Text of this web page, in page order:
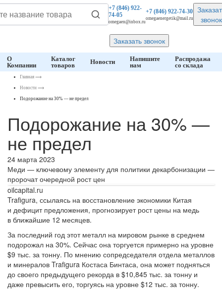
+7 (846)922-
74-05
omegaen@inbox.ru
+7 (846)922-74-30
omegaenergetik@mail.ru
звонок
Заказать звонок
О
Компании
Каталог
товаров
Новости
Напишите
нам
Распродажа
со склада
Главная ⟶
Новости ⟶
Подорожание на 30% — не предел
Подорожание на 30% —
не предел
24 марта 2023
Меди — ключевому элементу для политики декарбонизации —
пророчат очередной рост цен
oilcapital.ru
Trafigura, ссылаясь на восстановление экономики Китая
и дефицит предложения, прогнозирует рост цены на медь
в ближайшие 12 месяцев.
За последний год этот металл на мировом рынке в среднем
подорожал на 30%. Сейчас она торгуется примерно на уровне
$9 тыс. за тонну. По мнению сопредседателя отдела металлов
и минералов Trafigura Костаса Бинтаса, она может подняться
до своего предыдущего рекорда в $10,845 тыс. за тонну и
даже превысить его, торгуясь на уровне $12 тыс. за тонну.